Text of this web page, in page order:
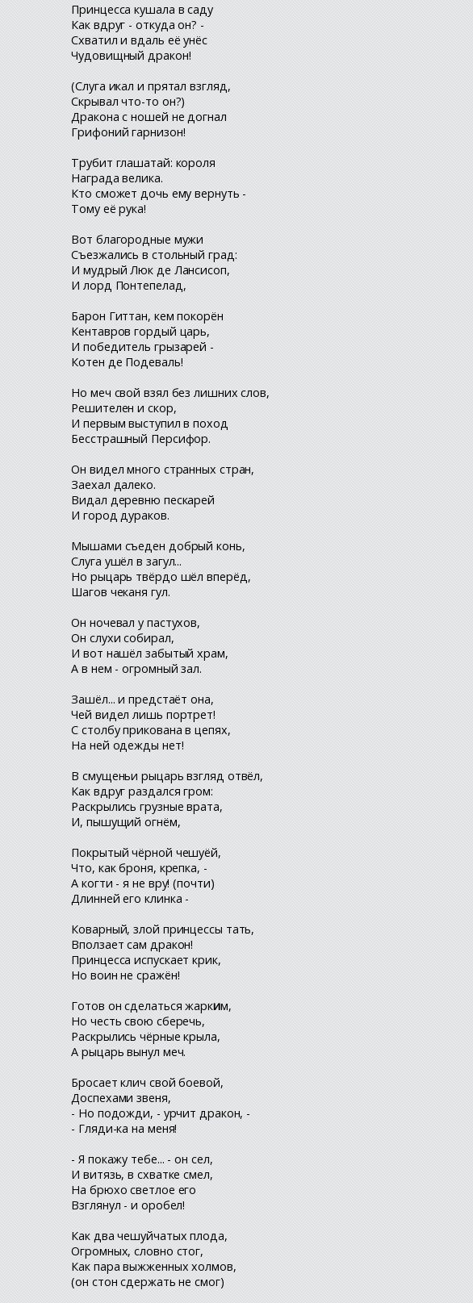
Принцесса кушала в саду
Как вдруг - откуда он? -
Схватил и вдаль её унёс
Чудовищный дракон!
(Слуга икал и прятал взгляд,
Скрывал что-то он?)
Дракона с ношей не догнал
Грифоний гарнизон!
Трубит глашатай: короля
Награда велика.
Кто сможет дочь ему вернуть -
Тому её рука!
Вот благородные мужи
Съезжались в стольный град:
И мудрый Люк де Лансисоп,
И лорд Понтепелад,
Барон Гиттан, кем покорён
Кентавров гордый царь,
И победитель грызарей -
Котен де Подеваль!
Но меч свой взял без лишних слов,
Решителен и скор,
И первым выступил в поход
Бесстрашный Персифор.
Он видел много странных стран,
Заехал далеко.
Видал деревню пескарей
И город дураков.
Мышами съеден добрый конь,
Слуга ушёл в загул...
Но рыцарь твёрдо шёл вперёд,
Шагов чеканя гул.
Он ночевал у пастухов,
Он слухи собирал,
И вот нашёл забытый храм,
А в нем - огромный зал.
Зашёл... и предстаёт она,
Чей видел лишь портрет!
С столбу прикована в цепях,
На ней одежды нет!
В смущеньи рыцарь взгляд отвёл,
Как вдруг раздался гром:
Раскрылись грузные врата,
И, пышущий огнём,
Покрытый чёрной чешуёй,
Что, как броня, крепка, -
А когти - я не вру! (почти)
Длинней его клинка -
Коварный, злой принцессы тать,
Вползает сам дракон!
Принцесса испускает крик,
Но воин не сражён!
Готов он сделаться жарким,
Но честь свою сберечь,
Раскрылись чёрные крыла,
А рыцарь вынул меч.
Бросает клич свой боевой,
Доспехами звеня,
- Но подожди, - урчит дракон, -
- Гляди-ка на меня!
- Я покажу тебе... - он сел,
И витязь, в схватке смел,
На брюхо светлое его
Взглянул - и оробел!
Как два чешуйчатых плода,
Огромных, словно стог,
Как пара выжженных холмов,
(он стон сдержать не смог)